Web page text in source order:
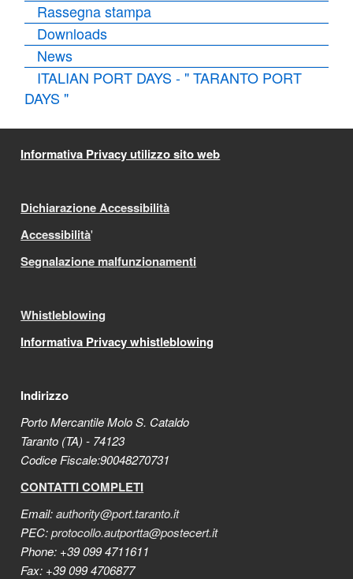
Rassegna stampa
Downloads
News
ITALIAN PORT DAYS - " TARANTO PORT
DAYS "
Informativa Privacy utilizzo sito web
Dichiarazione Accessibilità
Accessibilità'
Segnalazione malfunzionamenti
Whistleblowing
Informativa Privacy whistleblowing
Indirizzo
Porto Mercantile Molo S. Cataldo
Taranto (TA) - 74123
Codice Fiscale:90048270731
CONTATTI COMPLETI
Email:authority@port.taranto.it
PEC:protocollo.autportta@postecert.it
Phone: +39 099 4711611
Fax: +39 099 4706877